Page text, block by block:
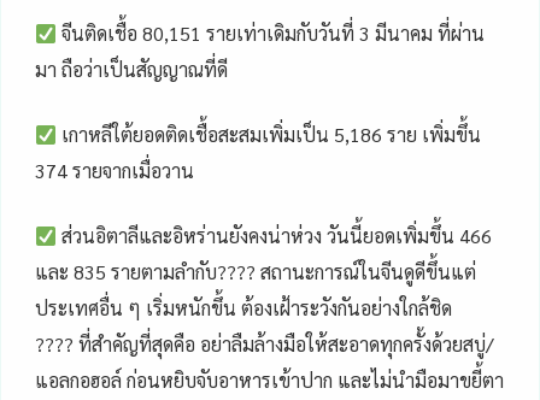
จีนติดเชื้อ 80,151 รายเท่าเดิมกับวันที่ 3 มีนาคม ที่ผ่าน
มา ถือว่าเป็นสัญญาณที่ดี
เกาหลีใต้ยอดติดเชื้อสะสมเพิ่มเป็น 5,186 ราย เพิ่มขึ้น
374 รายจากเมื่อวาน
ส่วนอิตาลีและอิหร่านยังคงน่าห่วง วันนี้ยอดเพิ่มขึ้น 466
และ 835 รายตามลำกับ???? สถานะการณ์ในจีนดูดีขึ้นแต่
ประเทศอื่น ๆ เริ่มหนักขึ้น ต้องเฝ้าระวังกันอย่างใกล้ชิด
???? ที่สำคัญที่สุดคือ อย่าลืมล้างมือให้สะอาดทุกครั้งด้วยสบู่/
แอลกอฮอล์ ก่อนหยิบจับอาหารเข้าปาก และไม่นำมือมาขยี้ตา